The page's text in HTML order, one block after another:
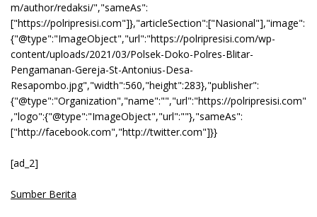
m/author/redaksi/","sameAs":
["https://polripresisi.com"]},"articleSection":["Nasional"],"image":
{"@type":"ImageObject","url":"https://polripresisi.com/wp-
content/uploads/2021/03/Polsek-Doko-Polres-Blitar-
Pengamanan-Gereja-St-Antonius-Desa-
Resapombo.jpg","width":560,"height":283},"publisher":
{"@type":"Organization","name":"","url":"https://polripresisi.com"
,"logo":{"@type":"ImageObject","url":""},"sameAs":
["http://facebook.com","http://twitter.com"]}}
[ad_2]
Sumber Berita